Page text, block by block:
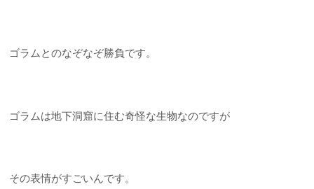
ゴラムとのなぞなぞ勝負です。
ゴラムは地下洞窟に住む奇怪な生物なのですが
その表情がすごいんです。